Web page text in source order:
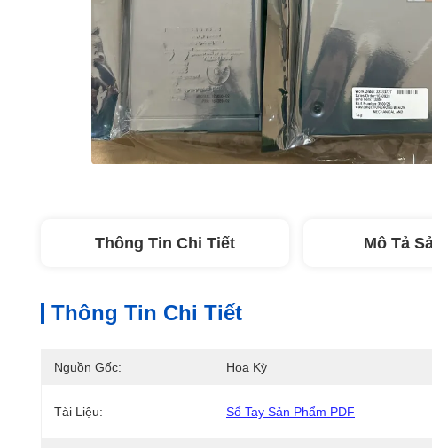
Thông Tin Chi Tiết Mô Tả
Thông Tin Chi Tiết
Nguồn Gốc: Hoa Kỳ
Tài Liệu: Sổ Tay Sản Phẩm PDF